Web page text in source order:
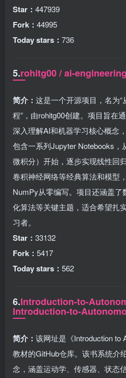
Star： 447939
Fork： 44995
Today stars： 736
5.rohitg00 / ai-
简介： 这是一个开源项目，名为
程”，由rohitg00创建。项目旨在
深入理解AI和机器学习核心概念
包含一系列Jupyter Notebooks，
微积分）开始，逐步实现线性回
卷积神经网络等经典算法和模型
NumPy从零编写。项目还涵盖
化算法等关键主题，适合希望扎
习者。
Star： 33132
Fork： 5417
Today stars： 562
6.Introduction-to-
Introduction-to-
简介： 该网址是《Introduction to
教材的GitHub仓库。该书系统介
念，涵盖运动学、传感器、状态